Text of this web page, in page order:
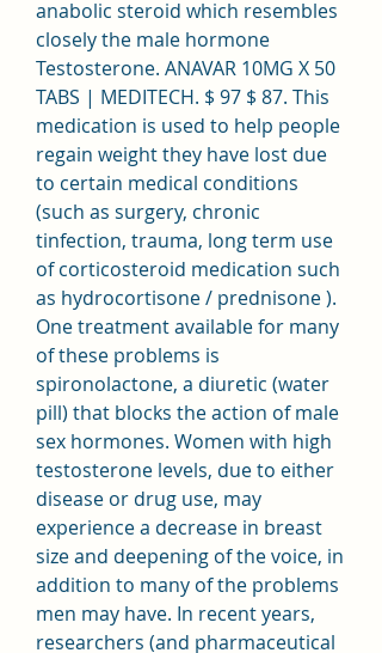
anabolic steroid which resembles
closely the male hormone
Testosterone. ANAVAR 10MG X 50
TABS | MEDITECH. $ 97 $ 87. This
medication is used to help people
regain weight they have lost due
to certain medical conditions
(such as surgery, chronic
tinfection, trauma, long term use
of corticosteroid medication such
as hydrocortisone / prednisone ).
One treatment available for many
of these problems is
spironolactone, a diuretic (water
pill) that blocks the action of male
sex hormones. Women with high
testosterone levels, due to either
disease or drug use, may
experience a decrease in breast
size and deepening of the voice, in
addition to many of the problems
men may have. In recent years,
researchers (and pharmaceutical